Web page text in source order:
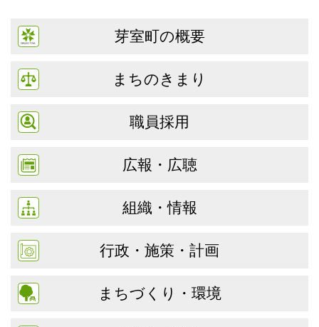
芽室町の概要
まちのきまり
職員採用
広報・広聴
組織・情報
行政・施策・計画
まちづくり・環境